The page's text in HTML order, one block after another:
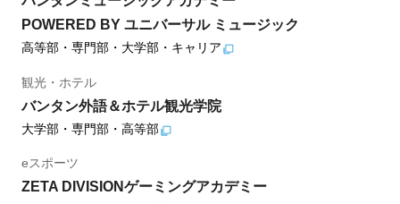
POWERED BY ユニバーサル ミュージック
高等部・専門部・大学部・キャリア
観光・ホテル
バンタン外語＆ホテル観光学院
大学部・専門部・高等部
eスポーツ
ZETA DIVISIONゲーミングアカデミー